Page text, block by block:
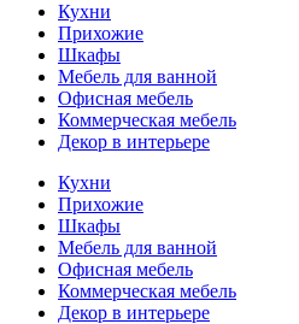
Кухни
Прихожие
Шкафы
Мебель для ванной
Офисная мебель
Коммерческая мебель
Декор в интерьере
Кухни
Прихожие
Шкафы
Мебель для ванной
Офисная мебель
Коммерческая мебель
Декор в интерьере